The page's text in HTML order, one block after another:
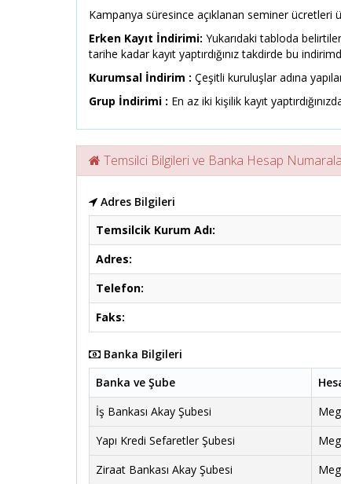
Kampanya süresince açıklanan seminer ücretleri
Erken Kayıt İndirimi: Yukarıdaki tabloda
tarihe kadar kayıt yaptırdığınız takdirde bu
Kurumsal İndirim : Çeşitli kuruluşlar adına
Grup İndirimi : En az iki kişilik kayıt
Temsilci Bilgileri ve Banka Hesap
Adres Bilgileri
Temsilcik Kurum Adı:
Adres:
Telefon:
Faks:
Banka Bilgileri
Banka ve Şube
İş Bankası Akay Şubesi
Yapı Kredi Sefaretler Şubesi
Ziraat Bankası Akay Şubesi